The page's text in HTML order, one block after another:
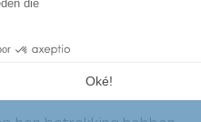
geldende regelgeving